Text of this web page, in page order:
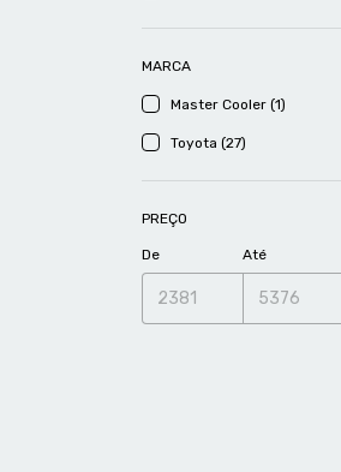
MARCA
Master Cooler (1)
Toyota (27)
PREÇO
De Até